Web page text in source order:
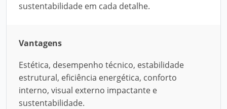
sustentabilidade em cada detalhe.
Vantagens
Estética, desempenho técnico, estabilidade
estrutural, eficiência energética, conforto
interno, visual externo impactante e
sustentabilidade.